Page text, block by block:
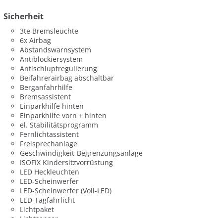
Sicherheit
3te Bremsleuchte
6x Airbag
Abstandswarnsystem
Antiblockiersystem
Antischlupfregulierung
Beifahrerairbag abschaltbar
Berganfahrhilfe
Bremsassistent
Einparkhilfe hinten
Einparkhilfe vorn + hinten
el. Stabilitätsprogramm
Fernlichtassistent
Freisprechanlage
Geschwindigkeit-Begrenzungsanlage
ISOFIX Kindersitzvorrüstung
LED Heckleuchten
LED-Scheinwerfer
LED-Scheinwerfer (Voll-LED)
LED-Tagfahrlicht
Lichtpaket